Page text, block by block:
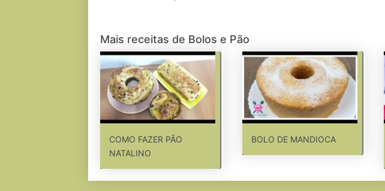
Mais receitas de Bolos e Pão
COMO FAZER PÃO
NATALINO
BOLO DE MANDIOCA